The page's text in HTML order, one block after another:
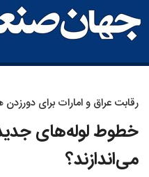
رقابت عراق و امارات برای دورزدن
خطوط لوله‌های جدید
می‌اندازند؟